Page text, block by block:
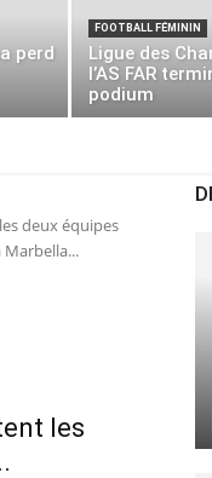
perd
FOOTBALL FÉMININ
Ligue des
l’AS FAR
podium
deux équipes
les